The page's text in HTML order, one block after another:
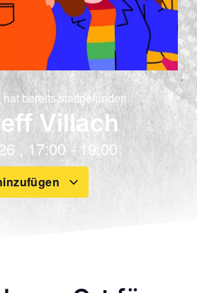
bereits stattgefunden.
Villach
, 17:00 - 19:00